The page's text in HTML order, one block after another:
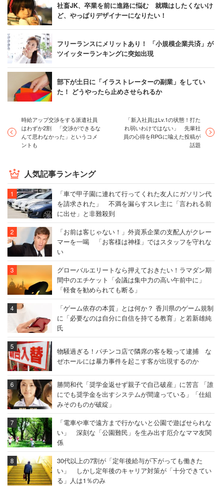
社畜JK、卒業を前に進路に悩む 就職はしたくないけ
ど、やっぱりデザイナーになりたい！
フリーランスにメリットあり！ 「小規模企業共済」が
ツイッターランキングに突如出現
部下が土日に「イラストレーターの副業」をしてい
た！ どうやったら止めさせられるか
時給アップ交渉をする派遣社員
はわずか2割 「交渉ができるな
んて思わなかった」というコメ
ントも
「新入社員はLv.1の状態！打た
れ弱いわけではない」 先輩社
員の心得をRPGに喩えた投稿が
話題
人気記事ランキング
「車で甲子園に連れて行ってくれた友人にガソリン代
を請求された」 不満を漏らすスレ主に「言われる前
に出せ」と非難殺到
「お前は客じゃない！」外資系企業の支配人がクレー
マーを一喝 「お客様は神様」ではスタッフを守れな
い
グローバルエリートなら押えておきたい！ラマダン期
間中のエチケット「会議は集中力の高い午前中に」
「軽食を勧められても断る」
「ゲーム依存の本質」とは何か？ 香川県のゲーム規制
に「必要なのは自分に自信を持てる教育」と若新雄純
氏
物騒過ぎる！パチンコ店で隣席の客を殴って逮捕 な
ぜホールには暴力事件を起こす客が出現するのか
勝間和代「奨学金返せず親子で自己破産」に苦言 「誰
にでも奨学金を出すシステムが間違っている」「仕組
みそのものが破綻」
「電車や車で遠方まで行かないと公園で遊ばせられな
い」 深刻な「公園難民」を生み出す厄介なママ友関
係
30代以上の7割が「定年後給与が下がっても働きた
い」 しかし定年後のキャリア対策が「十分できてい
る」人は1％のみ